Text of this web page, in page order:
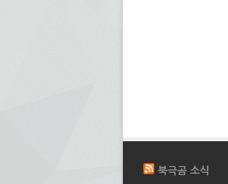
북극곰 소식